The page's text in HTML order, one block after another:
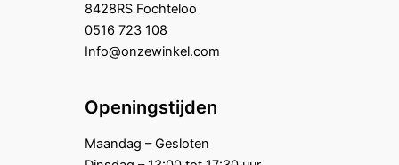
8428RS Fochteloo
0516 723 108
Info@onzewinkel.com
Openingstijden
Maandag – Gesloten